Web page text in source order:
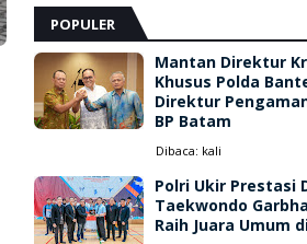
POPULER
Mantan Direktur
Khusus Polda
Direktur
BP Batam
Dibaca: kali
Polri Ukir Prestasi
Taekwondo
Raih Juara Umum